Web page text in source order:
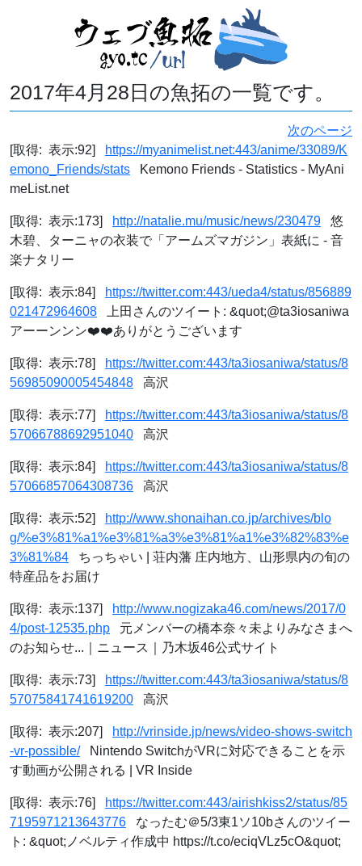
2017年4月28日の魚拓の一覧です。
次のページ
[取得: 表示:92]
https://myanimelist.net:443/anime/33089/K
emono_Friends/stats Kemono Friends - Statistics - MyAni
meList.net
[取得: 表示:173] http://natalie.mu/music/news/230479 悠
木碧、ターニャの衣装で「アームズマガジン」表紙に - 音
楽ナタリー
[取得: 表示:84]
https://twitter.com:443/ueda4/status/856889
021472964608 上田さんのツイート: &quot;@ta3iosaniwa
アーーンンン❤️❤️ありがとうございます
[取得: 表示:78]
https://twitter.com:443/ta3iosaniwa/status/8
56985090005454848 高沢
[取得: 表示:77]
https://twitter.com:443/ta3iosaniwa/status/8
57066788692951040 高沢
[取得: 表示:84]
https://twitter.com:443/ta3iosaniwa/status/8
57066857064308736 高沢
[取得: 表示:52]
http://www.shonaihan.co.jp/archives/blo
g/%e3%81%a1%e3%81%a3%e3%81%a1%e3%82%83%e
3%81%84 ちっちゃい | 荘内藩 庄内地方、山形県内の旬の
特産品をお届け
[取得: 表示:137]
http://www.nogizaka46.com/news/2017/0
4/post-12535.php 元メンバーの橋本奈々未よりみなさまへ
のお知らせ...｜ニュース｜乃木坂46公式サイト
[取得: 表示:73]
https://twitter.com:443/ta3iosaniwa/status/8
57075841741619200 高沢
[取得: 表示:207]
http://vrinside.jp/news/video-shows-switch
-vr-possible/Nintendo SwitchがVRに対応できることを示
す動画が公開される | VR Inside
[取得: 表示:76]
https://twitter.com:443/airishkiss2/status/85
7195971213643776 なったむ＠5/3東1ソ10bさんのツイー
ト: &quot;ノベルティ作成中 https://t.co/eciqVLz5cO&quot;